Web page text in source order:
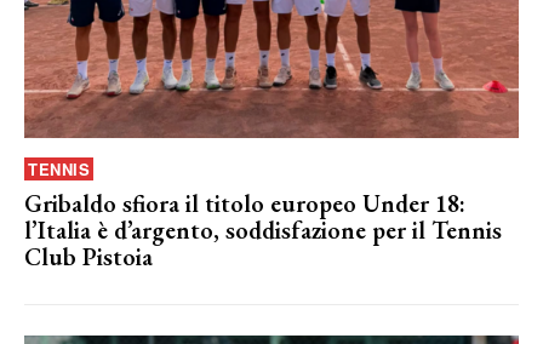
TENNIS
Gribaldo sfiora il titolo europeo Under 18:
l’Italia è d’argento, soddisfazione per il Tennis
Club Pistoia